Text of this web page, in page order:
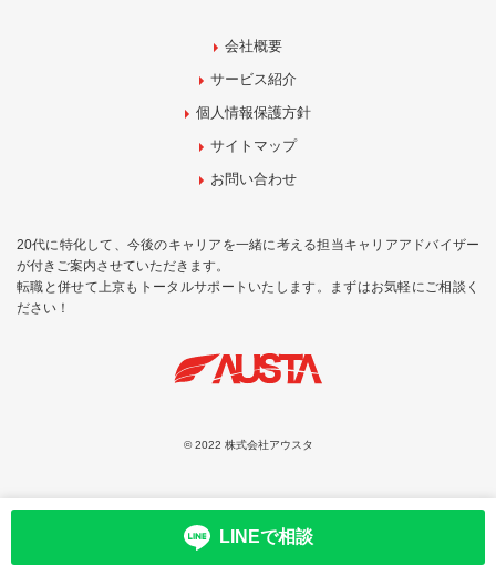
LINEで相談
会社概要
サービス紹介
個人情報保護方針
サイトマップ
お問い合わせ
20代に特化して、今後のキャリアを一緒に考える担当キャリアアドバイザー
が付きご案内させていただきます。
転職と併せて上京もトータルサポートいたします。まずはお気軽にご相談く
ださい！
© 2022 株式会社アウスタ